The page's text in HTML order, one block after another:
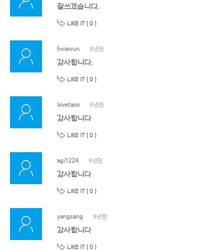
잘쓰겠습니다.
LIKE IT ( 0 )
hwawun 9년전
감사합니다.
LIKE IT ( 0 )
lovetaoo 9년전
감사합니다
LIKE IT ( 0 )
agi1224 9년전
감사합니다
LIKE IT ( 0 )
yangsang 9년전
감사합니다
LIKE IT ( 0 )